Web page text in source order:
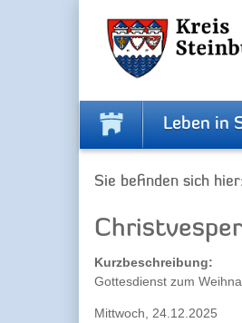
Leben in
Sie befinden sich hier:
Christvesper
Kurzbeschreibung:
Gottesdienst zum
Mittwoch, 24.12.2025